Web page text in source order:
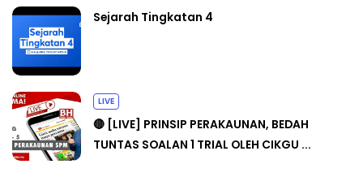
Sejarah Tingkatan 4
LIVE
🔴 [LIVE] PRINSIP PERAKAUNAN, BEDAH
TUNTAS SOALAN 1 TRIAL OLEH CIKGU ...